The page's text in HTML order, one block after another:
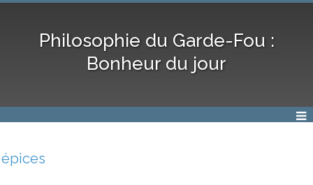
Philosophie du Garde-Fou :
Bonheur du jour
épices